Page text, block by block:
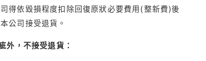
得依毀損程度扣除回復原狀必要費用(整新費)後
公司接受退貨。
外，不接受退貨：